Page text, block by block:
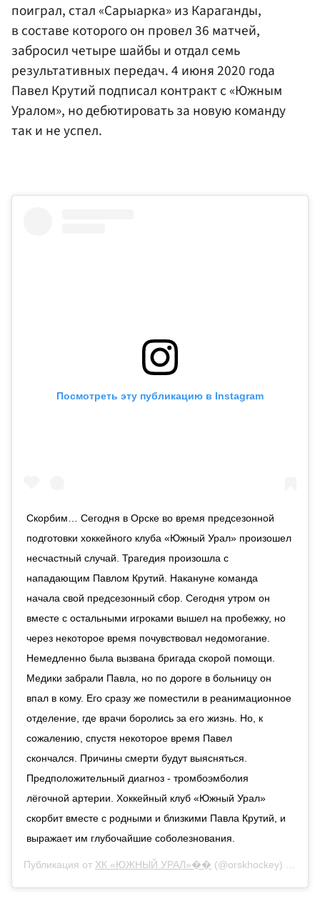
поиграл, стал «Сарыарка» из Караганды,
в составе которого он провел 36 матчей,
забросил четыре шайбы и отдал семь
результативных передач. 4 июня 2020 года
Павел Крутий подписал контракт с «Южным
Уралом», но дебютировать за новую команду
так и не успел.
Посмотреть эту публикацию в Instagram
Скорбим… Сегодня в Орске во время предсезонной
подготовки хоккейного клуба «Южный Урал» произошел
несчастный случай. Трагедия произошла с
нападающим Павлом Крутий. Накануне команда
начала свой предсезонный сбор. Сегодня утром он
вместе с остальными игроками вышел на пробежку, но
через некоторое время почувствовал недомогание.
Немедленно была вызвана бригада скорой помощи.
Медики забрали Павла, но по дороге в больницу он
впал в кому. Его сразу же поместили в реанимационное
отделение, где врачи боролись за его жизнь. Но, к
сожалению, спустя некоторое время Павел
скончался. Причины смерти будут выясняться.
Предположительный диагноз - тромбоэмболия
лёгочной артерии. Хоккейный клуб «Южный Урал»
скорбит вместе с родными и близкими Павла Крутий, и
выражает им глубочайшие соболезнования.
Публикация от ХК «ЮЖНЫЙ УРАЛ»�� (@orskhockey) 10